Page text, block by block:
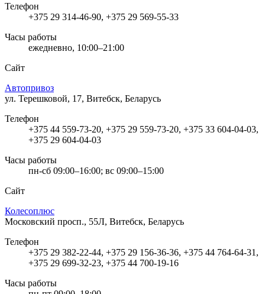
Телефон
+375 29 314-46-90, +375 29 569-55-33
Часы работы
ежедневно, 10:00–21:00
Сайт
Автопривоз
ул. Терешковой, 17, Витебск, Беларусь
Телефон
+375 44 559-73-20, +375 29 559-73-20, +375 33 604-04-03,
+375 29 604-04-03
Часы работы
пн-сб 09:00–16:00; вс 09:00–15:00
Сайт
Колесоплюс
Московский просп., 55Л, Витебск, Беларусь
Телефон
+375 29 382-22-44, +375 29 156-36-36, +375 44 764-64-31,
+375 29 699-32-23, +375 44 700-19-16
Часы работы